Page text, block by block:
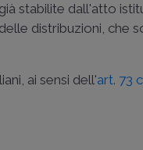
stabilite dall'atto
distribuzioni, che
ai sensi dell'art. 73